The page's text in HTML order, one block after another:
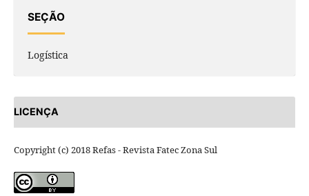
SEÇÃO
Logística
LICENÇA
Copyright (c) 2018 Refas - Revista Fatec Zona Sul